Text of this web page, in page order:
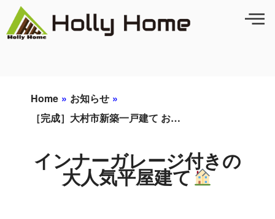
Home » お知らせ »
［完成］大村市新築一戸建て お…
インナーガレージ付きの
大人気平屋建て